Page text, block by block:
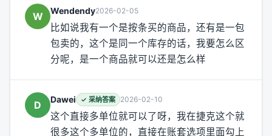
W Wendendy2026-02-05
比如说我有一个是按条买的商品，还有是一包
包卖的，这个是同一个库存的话，我要怎么区
分呢，是一个商品就可以还是怎么样
D Dawei ✓ 采纳答案 2026-02-10
这个直接多单位就可以了呀，我在捷克这个就
很多这个多单位的，直接在账套选项里面勾上